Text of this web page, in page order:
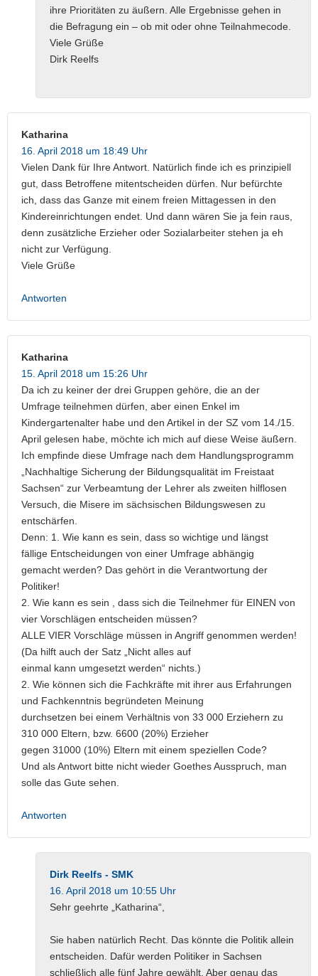
ihre Prioritäten zu äußern. Alle Ergebnisse gehen in
die Befragung ein – ob mit oder ohne Teilnahmecode.
Viele Grüße
Dirk Reelfs
Katharina
16. April 2018 um 18:49 Uhr
Vielen Dank für Ihre Antwort. Natürlich finde ich es prinzipiell
gut, dass Betroffene mitentscheiden dürfen. Nur befürchte
ich, dass das Ganze mit einem freien Mittagessen in den
Kindereinrichtungen endet. Und dann wären Sie ja fein raus,
denn zusätzliche Erzieher oder Sozialarbeiter stehen ja eh
nicht zur Verfügung.
Viele Grüße
Antworten
Katharina
15. April 2018 um 15:26 Uhr
Da ich zu keiner der drei Gruppen gehöre, die an der
Umfrage teilnehmen dürfen, aber einen Enkel im
Kindergartenalter habe und den Artikel in der SZ vom 14./15.
April gelesen habe, möchte ich mich auf diese Weise äußern.
Ich empfinde diese Umfrage nach dem Handlungsprogramm
„Nachhaltige Sicherung der Bildungsqualität im Freistaat
Sachsen“ zur Verbeamtung der Lehrer als zweiten hilflosen
Versuch, die Misere im sächsischen Bildungswesen zu
entschärfen.
Denn: 1. Wie kann es sein, dass so wichtige und längst
fällige Entscheidungen von einer Umfrage abhängig
gemacht werden? Das gehört in die Verantwortung der
Politiker!
2. Wie kann es sein , dass sich die Teilnehmer für EINEN von
vier Vorschlägen entscheiden müssen?
ALLE VIER Vorschläge müssen in Angriff genommen werden!
(Da hilft auch der Satz „Nicht alles auf
einmal kann umgesetzt werden“ nichts.)
2. Wie können sich die Fachkräfte mit ihrer aus Erfahrungen
und Fachkenntnis begründeten Meinung
durchsetzen bei einem Verhältnis von 33 000 Erziehern zu
310 000 Eltern, bzw. 6600 (20%) Erzieher
gegen 31000 (10%) Eltern mit einem speziellen Code?
Und als Antwort bitte nicht wieder Goethes Ausspruch, man
solle das Gute sehen.
Antworten
Dirk Reelfs - SMK
16. April 2018 um 10:55 Uhr
Sehr geehrte „Katharina“,
Sie haben natürlich Recht. Das könnte die Politik allein
entscheiden. Dafür werden Politiker in Sachsen
schließlich alle fünf Jahre gewählt. Aber genau das